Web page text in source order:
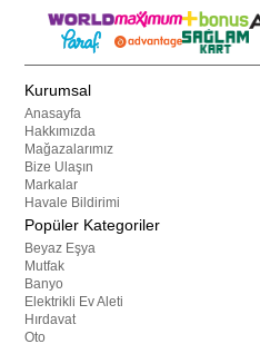
Kurumsal
Anasayfa
Hakkımızda
Mağazalarımız
Bize Ulaşın
Markalar
Havale Bildirimi
Popüler Kategoriler
Beyaz Eşya
Mutfak
Banyo
Elektrikli Ev Aleti
Hırdavat
Oto